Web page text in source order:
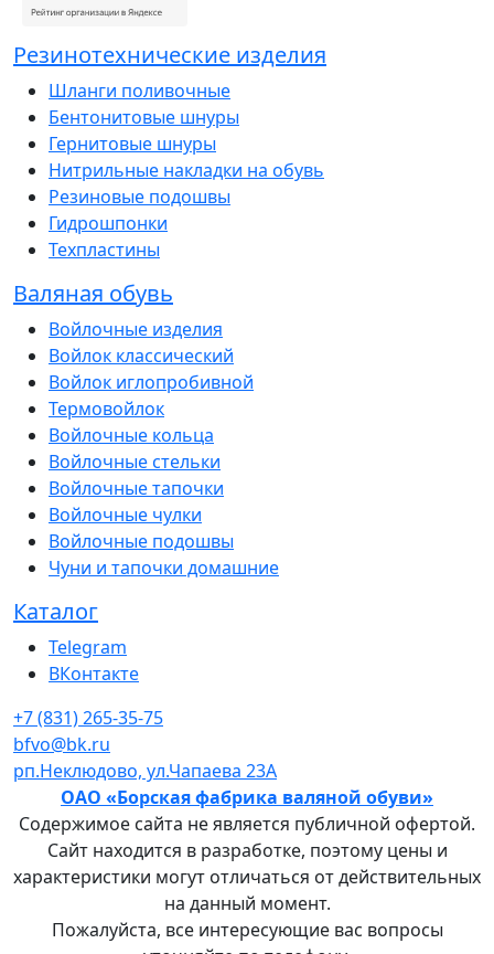
Резинотехнические изделия
Шланги поливочные
Бентонитовые шнуры
Гернитовые шнуры
Нитрильные накладки на обувь
Резиновые подошвы
Гидрошпонки
Техпластины
Валяная обувь
Войлочные изделия
Войлок классический
Войлок иглопробивной
Термовойлок
Войлочные кольца
Войлочные стельки
Войлочные тапочки
Войлочные чулки
Войлочные подошвы
Чуни и тапочки домашние
Каталог
Telegram
ВКонтакте
+7 (831) 265-35-75
bfvo@bk.ru
рп.Неклюдово, ул.Чапаева 23А
ОАО «Борская фабрика валяной обуви»
Содержимое сайта не является публичной офертой.
Сайт находится в разработке, поэтому цены и
характеристики могут отличаться от действительных
на данный момент.
Пожалуйста, все интересующие вас вопросы